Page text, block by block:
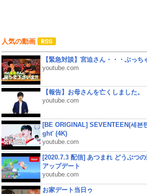
人気の動画
【緊急対談】宮迫さん・・・ぶっち
youtube.com
【報告】お母さんを亡くしました。
youtube.com
[BE ORIGINAL] SEVENTEEN(세븐
ght' (4K)
youtube.com
[2020.7.3 配信] あつまれ どうぶつ
アップデート
youtube.com
お家デート当日ゥ